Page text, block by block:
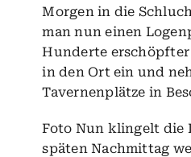
Morgen in die
man nun einen
Hunderte erschöpfter
in den Ort ein und
Tavernenplätze in
Foto Nun klingelt die
späten Nachmittag